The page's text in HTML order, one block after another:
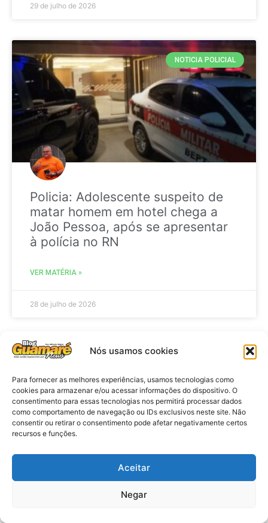
Nós usamos cookies
Para fornecer as melhores experiências, usamos tecnologias como
cookies para armazenar e/ou acessar informações do dispositivo. O
consentimento para essas tecnologias nos permitirá processar dados
como comportamento de navegação ou IDs exclusivos neste site. Não
consentir ou retirar o consentimento pode afetar negativamente certos
recursos e funções.
Aceitar
Negar
29 de julho de 2026
NOTICIA POLICIAL
Policia: Adolescente suspeito de
matar homem em hotel chega a
João Pessoa, após se apresentar
à polícia no RN
VER MATÉRIA »
28 de julho de 2026
Eleições 2026: procuradores e